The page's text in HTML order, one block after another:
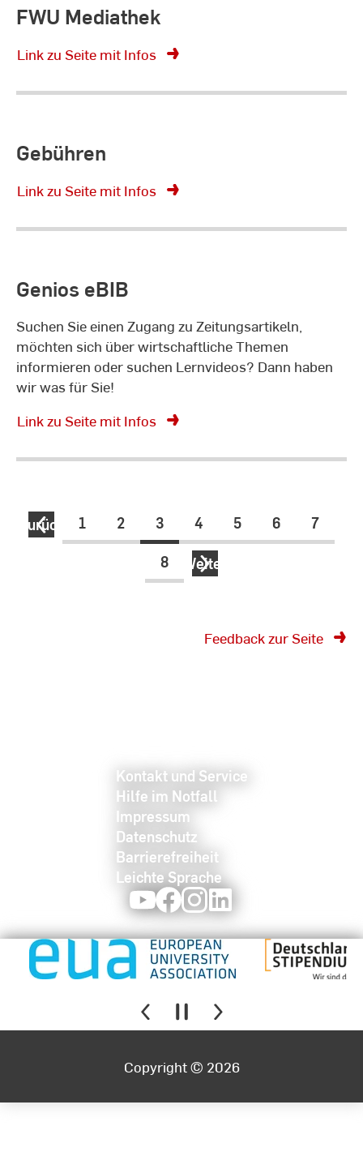
FWU Mediathek
Link zu Seite mit Infos
Gebühren
Link zu Seite mit Infos
Genios eBIB
Suchen Sie einen Zugang zu Zeitungsartikeln,
möchten sich über wirtschaftliche Themen
informieren oder suchen Lernvideos? Dann haben
wir was für Sie!
Link zu Seite mit Infos
Zurück 1 2 3 4 5 6
7
8
Weiter
Feedback zur Seite
Kontakt und Service
Hilfe im Notfall
Impressum
Datenschutz
Barrierefreiheit
Leichte Sprache
YoutubeFacebookInstagram
Copyright © 2026